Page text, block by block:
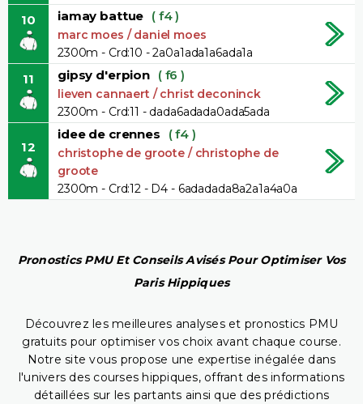
10 iamay battue ( f4 )
marc moes / daniel moes
2300m - Crd:10 - 2a0a1ada1a6ada1a
11 gipsy d'erpion ( f6 )
lieven cannaert / christ deconinck
2300m - Crd:11 - dada6adada0ada5ada
12
idee de crennes ( f4 )
christophe de groote / christophe de
groote
2300m - Crd:12 - D4 - 6adadada8a2a1a4a0a
Pronostics PMU Et Conseils Avisés Pour Optimiser Vos
Paris Hippiques
Découvrez les meilleures analyses et pronostics PMU
gratuits pour optimiser vos choix avant chaque course.
Notre site vous propose une expertise inégalée dans
l'univers des courses hippiques, offrant des informations
détaillées sur les partants ainsi que des prédictions